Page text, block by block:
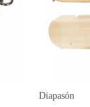
Diapasón